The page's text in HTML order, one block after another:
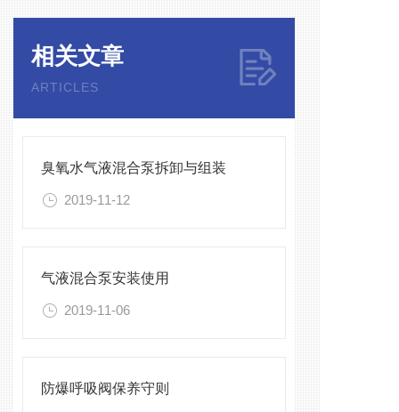
相关文章
ARTICLES
臭氧水气液混合泵拆卸与组装
2019-11-12
气液混合泵安装使用
2019-11-06
防爆呼吸阀保养守则